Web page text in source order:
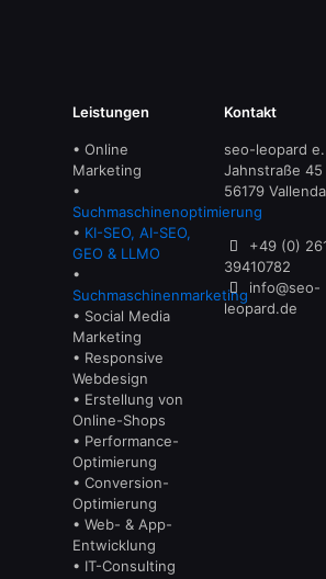
Leistungen
• Online
Marketing
•
Suchmaschinenoptimierung
• KI-SEO, AI-SEO,
GEO & LLMO
•
Suchmaschinenmarketing
• Social Media
Marketing
• Responsive
Webdesign
• Erstellung von
Online-Shops
• Performance-
Optimierung
• Conversion-
Optimierung
• Web- & App-
Entwicklung
• IT-Consulting
Kontakt
seo-leopard
Jahnstraße 45
56179
+49 (0)
39410782
info@seo-
leopard.de